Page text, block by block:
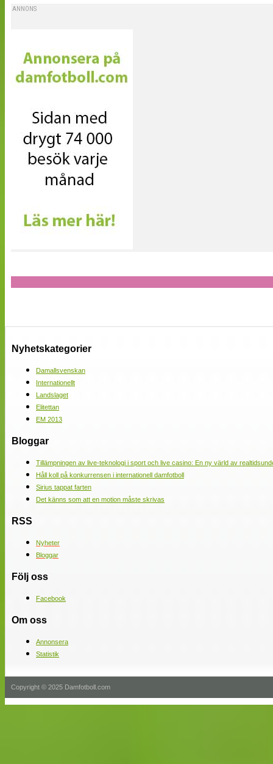
ANNONS
Nyhetskategorier
Damallsvenskan
Internationellt
Landslaget
Elitettan
EM 2013
Bloggar
Tillämpningen av live-teknologi i sport och live casino: En ny värld av
Håll koll på konkurrensen i internationell damfotboll
Sirius tappat farten
Det känns som att en motion måste skrivas
RSS
Nyheter
Bloggar
Följ oss
Facebook
Om oss
Annonsera
Statistik
Copyright © 2025 Damfotboll.com